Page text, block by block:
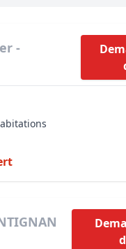
(PLU)
Biens
pré-achat
-